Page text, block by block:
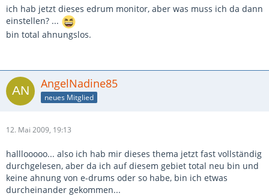
ich hab jetzt dieses edrum monitor, aber was muss ich da dann
einstellen? ...
bin total ahnungslos.
AngelNadine85
neues Mitglied
12. Mai 2009, 19:13
halllooooo... also ich hab mir dieses thema jetzt fast vollständig
durchgelesen, aber da ich auf diesem gebiet total neu bin und
keine ahnung von e-drums oder so habe, bin ich etwas
durcheinander gekommen...